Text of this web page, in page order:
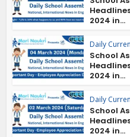
2024 in...
Daily
School
2024 in...
Daily
School
2024 in...